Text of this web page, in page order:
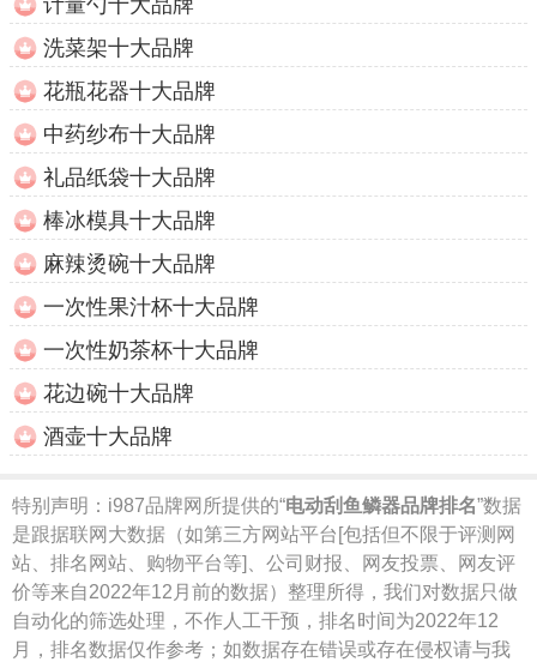
计量勺十大品牌
洗菜架十大品牌
花瓶花器十大品牌
中药纱布十大品牌
礼品纸袋十大品牌
棒冰模具十大品牌
麻辣烫碗十大品牌
一次性果汁杯十大品牌
一次性奶茶杯十大品牌
花边碗十大品牌
酒壶十大品牌
特别声明： i987品牌网所提供的“电动刮鱼鳞器品牌排名”数据
是跟据联网大数据（如第三方网站平台[包括但不限于评测网
站、排名网站、购物平台等]、公司财报、网友投票、网友评
价等来自2022年12月前的数据）整理所得，我们对数据只做
自动化的筛选处理，不作人工干预，排名时间为2022年12
月，排名数据仅作参考；如数据存在错误或存在侵权请与我